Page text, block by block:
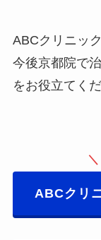
ABCクリニッ
今後京都院で
をお役立てくだ
ABCクリ